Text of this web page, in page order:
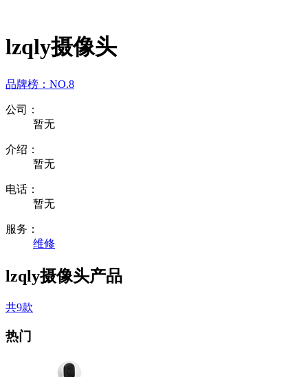
lzqly摄像头
品牌榜： NO.8
公司：
暂无
介绍：
暂无
电话：
暂无
服务：
维修
lzqly摄像头产品
共9款
热门